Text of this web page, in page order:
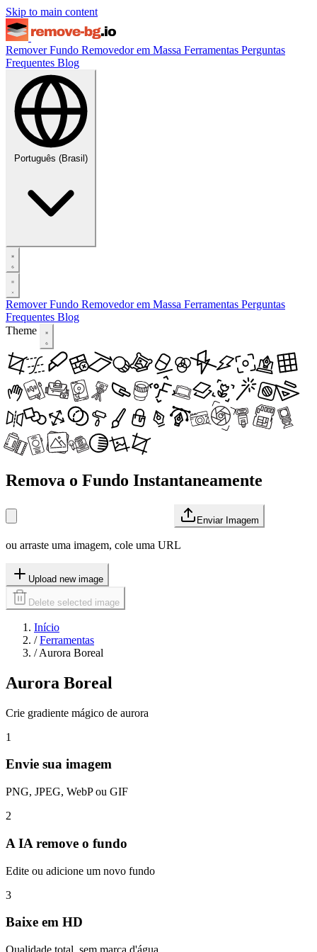
Skip to main content
Remover Fundo Removedor em Massa Ferramentas Perguntas
Frequentes Blog
Português (Brasil)
Remover Fundo Removedor em Massa Ferramentas Perguntas
Frequentes Blog
Theme
Remova o Fundo Instantaneamente
Enviar Imagem
ou arraste uma imagem, cole uma URL
Upload new image
Delete selected image
Início
/ Ferramentas
/ Aurora Boreal
Aurora Boreal
Crie gradiente mágico de aurora
1
Envie sua imagem
PNG, JPEG, WebP ou GIF
2
A IA remove o fundo
Edite ou adicione um novo fundo
3
Baixe em HD
Qualidade total, sem marca d'água